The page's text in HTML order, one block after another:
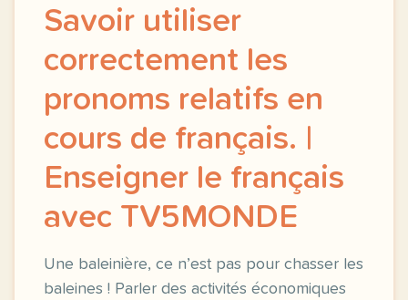
Savoir utiliser
correctement les
pronoms relatifs en
cours de français. |
Enseigner le français
avec TV5MONDE
Une baleinière, ce n’est pas pour chasser les
baleines ! Parler des activités économiques